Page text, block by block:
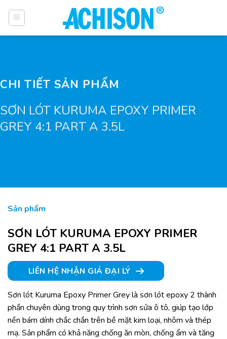
CHI TIẾT SẢN PHẨM
SƠN LÓT KURUMA EPOXY PRIMER
GREY 4:1 PART A 3.5L
Sản phẩm
SƠN LÓT KURUMA EPOXY PRIMER
GREY 4:1 PART A 3.5L
LIÊN HỆ NHẬN GIÁ ĐẠI LÝ
Sơn lót Kuruma Epoxy Primer Grey là sơn lót epoxy 2 thành
phần chuyên dùng trong quy trình sơn sửa ô tô, giúp tạo lớp
nền bám dính chắc chắn trên bề mặt kim loại, nhôm và thép
mạ. Sản phẩm có khả năng chống ăn mòn, chống ẩm và tăng